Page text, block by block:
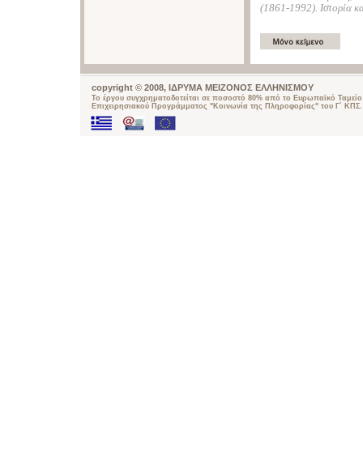
(1861-1992). Ιστορία
copyright © 2008, ΙΔΡΥΜΑ ΜΕΙΖΟΝΟΣ ΕΛΛΗΝΙΣΜΟΥ
Το έργου συγχρηματοδοτείται σε ποσοστό 80% από το Ευρωπαϊκό
Επιχειρησιακού Προγράμματος "Κοινωνία της Πληροφορίας" του Γ΄ ΚΠΣ.